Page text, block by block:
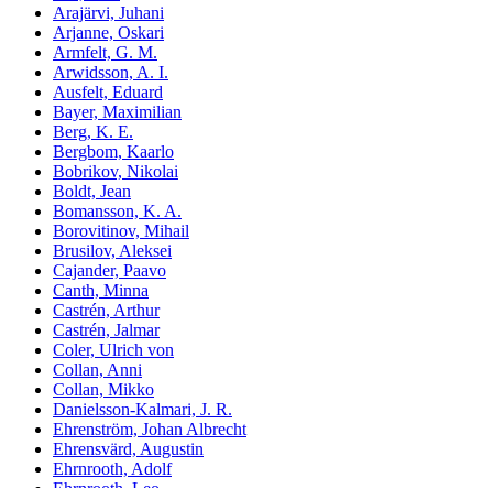
Arajärvi, Juhani
Arjanne, Oskari
Armfelt, G. M.
Arwidsson, A. I.
Ausfelt, Eduard
Bayer, Maximilian
Berg, K. E.
Bergbom, Kaarlo
Bobrikov, Nikolai
Boldt, Jean
Bomansson, K. A.
Borovitinov, Mihail
Brusilov, Aleksei
Cajander, Paavo
Canth, Minna
Castrén, Arthur
Castrén, Jalmar
Coler, Ulrich von
Collan, Anni
Collan, Mikko
Danielsson-Kalmari, J. R.
Ehrenström, Johan Albrecht
Ehrensvärd, Augustin
Ehrnrooth, Adolf